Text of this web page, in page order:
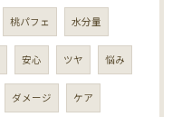
桃パフェ 水分量
安心 ツヤ 悩み
ダメージ ケア